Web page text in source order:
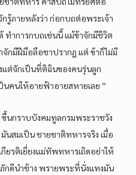
รู้ภายหลังว่า ก่อกบถต่อพระเจ้า
ทำการกบถเช่นนี้ แม้ข้าจักมีชีวิต
กมีฝีมือลือชาปรากฏ แต่ ข้าก็ไม่มี
ต่จักเป็นที่ติฉินของคนรุ่นลูก
นคนให้อายฟ้าอายสหายเลย ”
นกราบบังคมทูลกรมพระราชวัง
นสมเป็น ชายชาติทหารจริง เมื่อ
กียรติเยี่ยงแม่ทัพทหารเถิดอย่าให้
กดีนำช้าง พรายพระที่นั่งแทงมัน